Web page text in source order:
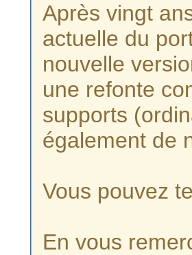
Après vingt
actuelle du
nouvelle
une refonte
supports
également de
Vous pouvez
En vous